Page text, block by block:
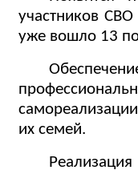
участников
уже вошло 13
их семей.